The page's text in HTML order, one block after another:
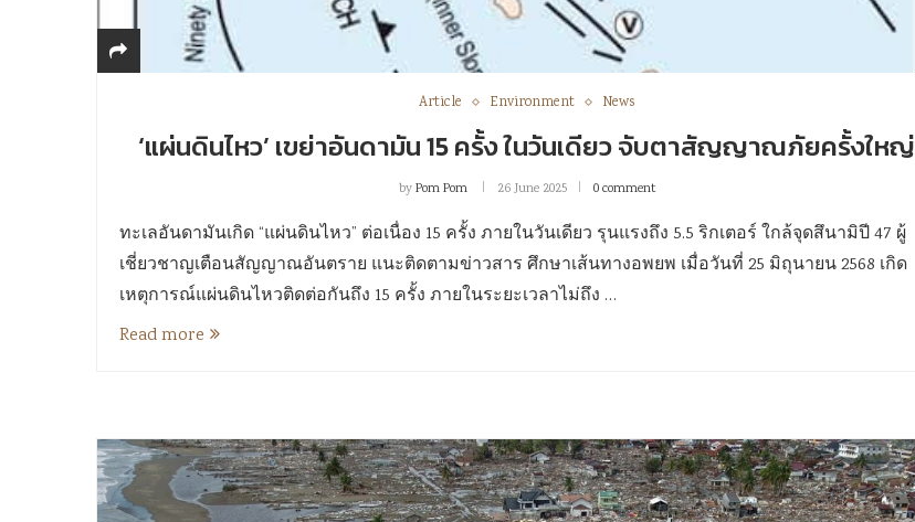
Article Environment News
‘แผ่นดินไหว’ เขย่าอันดามัน 15 ครั้ง ในวันเดียว จับตาสัญญาณภัยครั้งใหญ่
byPom Pom 26 June 2025 0 comment
ทะเลอันดามันเกิด “แผ่นดินไหว” ต่อเนื่อง 15 ครั้ง ภายในวันเดียว รุนแรงถึง 5.5 ริกเตอร์ ใกล้จุดสึนามิปี 47 ผู้
เชี่ยวชาญเตือนสัญญาณอันตราย แนะติดตามข่าวสาร ศึกษาเส้นทางอพยพ เมื่อวันที่ 25 มิถุนายน 2568 เกิด
เหตุการณ์แผ่นดินไหวติดต่อกันถึง 15 ครั้ง ภายในระยะเวลาไม่ถึง …
Read more